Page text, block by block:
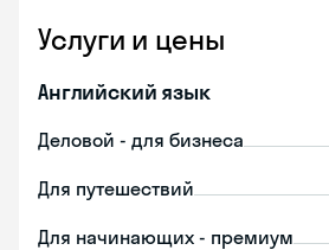
Услуги и цены
Английский язык
Деловой - для бизнеса
Для путешествий
Для начинающих - премиум